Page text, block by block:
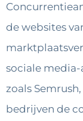
de websites
sociale
zoals
bedrijven de